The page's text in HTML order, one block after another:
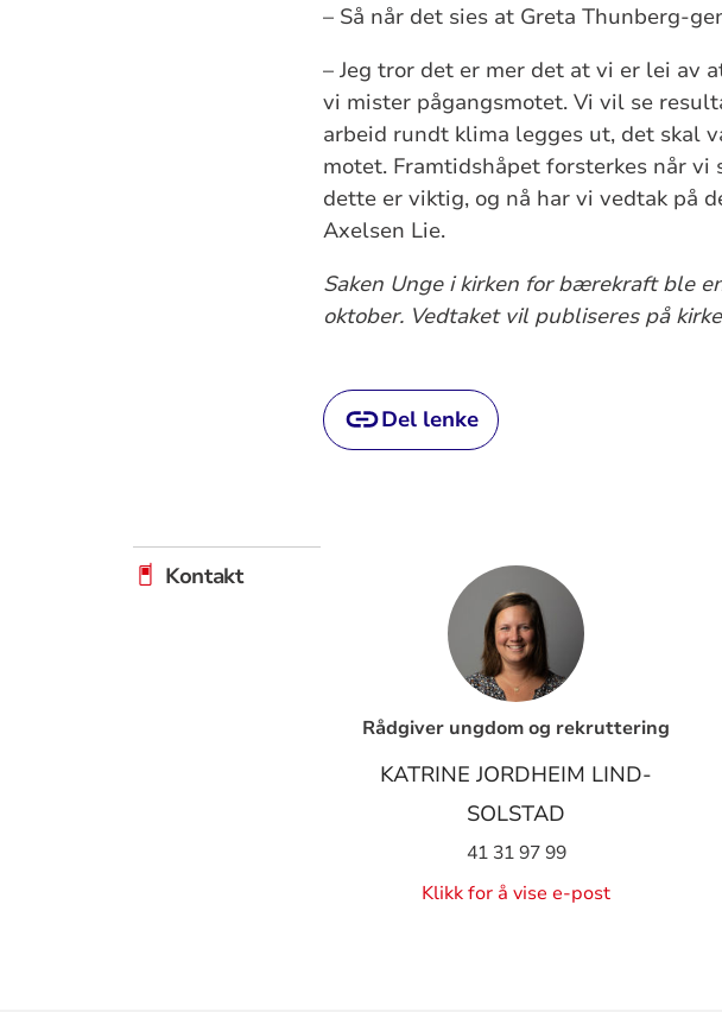
– Så når det sies at Greta Thunberg-
– Jeg tror det er mer det at vi er lei av
vi mister pågangsmotet. Vi vil se
arbeid rundt klima legges ut, det skal
motet. Framtidshåpet forsterkes når vi
dette er viktig, og nå har vi vedtak på
Axelsen Lie.
Saken Unge i kirken for bærekraft ble
oktober. Vedtaket vil publiseres på
Del lenke
Kontakt
Rådgiver ungdom og rekruttering
KATRINE JORDHEIM LIND-
SOLSTAD
41 31 97 99
Klikk for å vise e-post